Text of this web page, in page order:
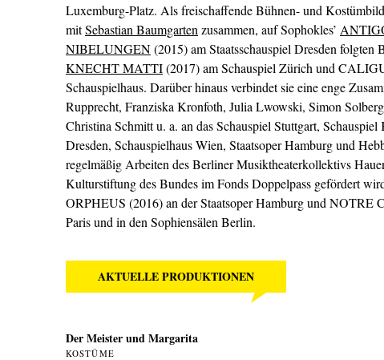
Luxemburg-Platz. Als freischaffende Bühnen- und
mitSebastian Baumgarten zusammen, auf Sophokles’
NIBELUNGEN(2015) am Staatsschauspiel Dresden folgten
KNECHT MATTI(2017) am Schauspiel Zürich und
Schauspielhaus. Darüber hinaus verbindet sie eine enge
Rupprecht, Franziska Kronfoth, Julia Lwowski, Simon
Christina Schmitt u. a. an das Schauspiel Stuttgart,
Dresden, Schauspielhaus Wien, Staatsoper Hamburg und
regelmäßig Arbeiten des Berliner Musiktheaterkollektivs
Kulturstiftung des Bundes im Fonds Doppelpass gefördert
ORPHEUS (2016) an der Staatsoper Hamburg und NOTRE
Paris und in den Sophiensälen Berlin.
AKTUELLE PRODUKTIONEN
Der Meister und Margarita
KOSTÜME